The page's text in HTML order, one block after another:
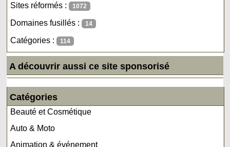
Sites réformés : 1072
Domaines fusillés : 14
Catégories : 114
A découvrir aussi ce site sponsorisé
Catégories
Beauté et Cosmétique
Auto & Moto
Animation & événement